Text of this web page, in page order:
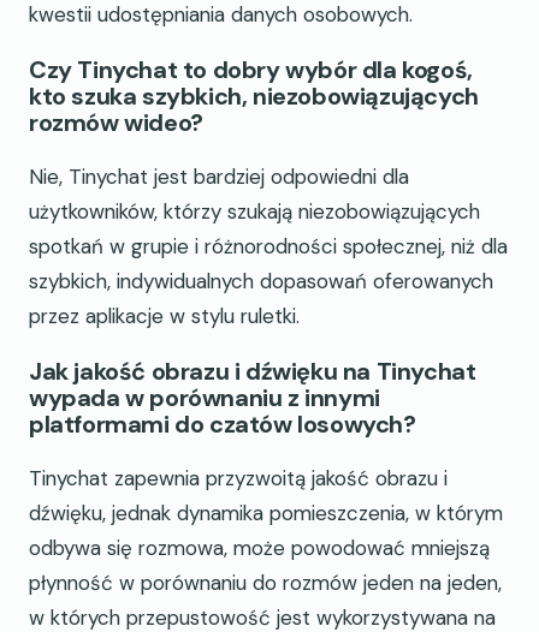
kwestii udostępniania danych osobowych.
Czy Tinychat to dobry wybór dla kogoś,
kto szuka szybkich, niezobowiązujących
rozmów wideo?
Nie, Tinychat jest bardziej odpowiedni dla
użytkowników, którzy szukają niezobowiązujących
spotkań w grupie i różnorodności społecznej, niż dla
szybkich, indywidualnych dopasowań oferowanych
przez aplikacje w stylu ruletki.
Jak jakość obrazu i dźwięku na Tinychat
wypada w porównaniu z innymi
platformami do czatów losowych?
Tinychat zapewnia przyzwoitą jakość obrazu i
dźwięku, jednak dynamika pomieszczenia, w którym
odbywa się rozmowa, może powodować mniejszą
płynność w porównaniu do rozmów jeden na jeden,
w których przepustowość jest wykorzystywana na